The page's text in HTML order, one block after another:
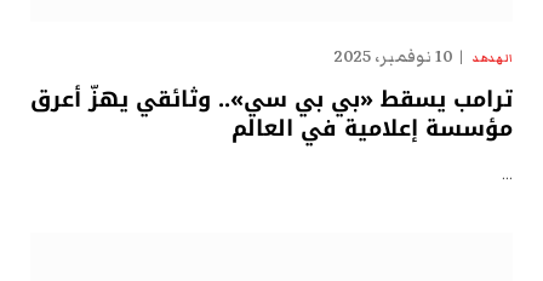
الهدهد 10 نوفمبر، 2025
ترامب يسقط «بي بي سي».. وثائقي يهزّ أعرق
مؤسسة إعلامية في العالم
…